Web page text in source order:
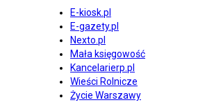
E-kiosk.pl
E-gazety.pl
Nexto.pl
Mała księgowość
Kancelarierp.pl
Wieści Rolnicze
Życie Warszawy